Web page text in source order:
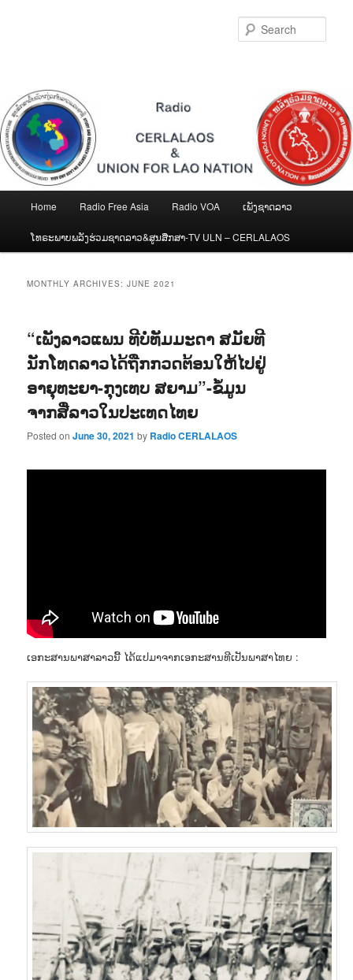
Home Radio Free Asia Radio VOA ເພັງຊາດລາວ
ໂທຣະພາບພລັງຮ່ວມຊາດລາວ&ສູນສືກສາ-TV ULN – CERLALAOS
MONTHLY ARCHIVES:JUNE 2021
“ເພັງລາວແພນ ທີບໍ່ທັມມະດາ ສມັຍທີ
ນັກໂທດລາວໄດ້ຖືກກວດຕ້ອນໃຫ້ໄປຢູ່
ອາຍຸທະຍາ-ກຸງເທບ ສຍາມ”-ຂໍ້ມູນ
ຈາກສື່ລາວໃນປະເທດໄທຍ
Posted onJune 30, 2021 by Radio CERLALAOS
ເອກະສານພາສາລາວນີ້ ໄດ້ແປມາຈາກເອກະສານທີເປັນພາສາໄທຍ :